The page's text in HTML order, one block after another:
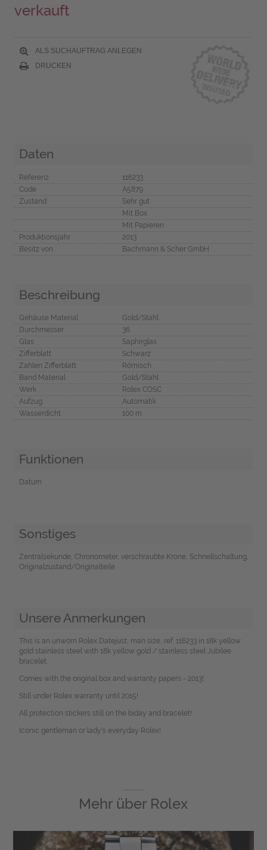
verkauft
ALS SUCHAUFTRAG ANLEGEN
DRUCKEN
Daten
Referenz
116233
Code
A5879
Zustand
Sehr gut
Mit Box
Mit Papieren
Produktionsjahr
2013
Besitz von
Bachmann & Scher GmbH
Beschreibung
Gehäuse Material
Gold/Stahl
Durchmesser
36
Glas
Saphirglas
Zifferblatt
Schwarz
Zahlen Zifferblatt
Römisch
Band Material
Gold/Stahl
Werk
Rolex COSC
Aufzug
Automatik
Wasserdicht
100 m
Funktionen
Datum
Sonstiges
Zentralsekunde, Chronometer, verschraubte Krone, Schnellschaltung,
Originalzustand/Originalteile
Unsere Anmerkungen
This is an unworn Rolex Datejust, man size, ref. 116233 in 18k yellow
gold stainless steel with 18k yellow gold / stainless steel Jubilee
bracelet.
Comes with the original box and warranty papers - 2013!
Still under Rolex warranty until 2015!
All protection stickers still on the biday and bracelet!
Iconic gentleman or lady's everyday Rolex!
Mehr über Rolex